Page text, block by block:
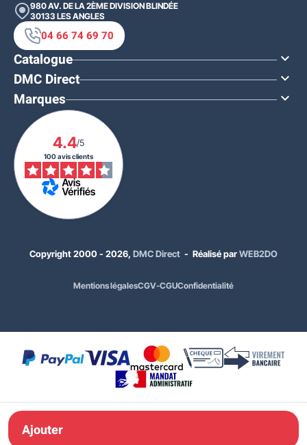
617,00 €HT
740,40 €TTC
Ajouter
980 AV. DE LA 2ÈME DIVISION BLINDÉE
30133 LES ANGLES
04 66 74 69 70
Catalogue 
DMC Direct 
Marques 
4.4/5
100 avis clients
Copyright 2000 - 2026, DMC Direct - Réalisé parWEB2DO
Mentions légalesCGV-CGUConfidentialité